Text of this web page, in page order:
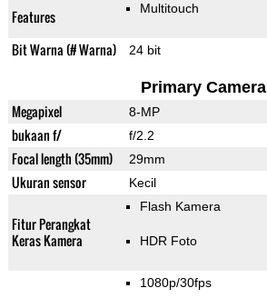
Features Multitouch
Bit Warna (# Warna) 24 bit
Primary Camera
Megapixel 8-MP
bukaan f/ f/2.2
Focal length (35mm) 29mm
Ukuran sensor Kecil
Fitur Perangkat
Keras Kamera
Flash Kamera
HDR Foto
1080p/30fps